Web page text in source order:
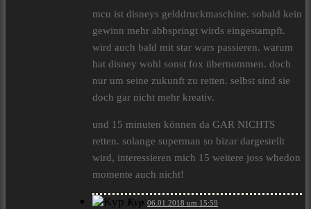
mcu ist disneys gelddruckmaschine. sobald kein
gewinn mehr abbspringt wirds eingestampft.
wird auch bald mit star wars passieren. warum
hat disney wohl sonst fox übernommen. doch
nur um seine zukunft zu retten. selbst sind sie
doch gar nicht mehr kreativ.
und 15 minuten können da GAR NICHTS
retten. solange superman so bizar dargestellt
wird, interessieren mich 15 weitere joss whedon
momente auch nicht!
Kyp 06.01.2018 um 15:59